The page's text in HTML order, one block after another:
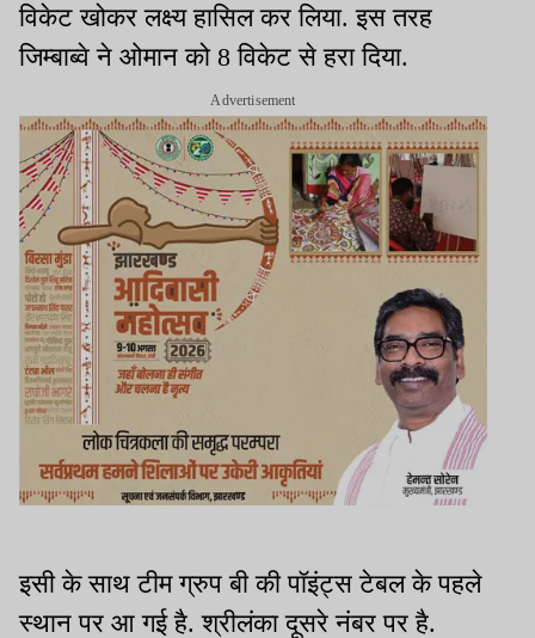
विकेट खोकर लक्ष्य हासिल कर लिया. इस तरह
जिम्बाब्वे ने ओमान को 8 विकेट से हरा दिया.
Advertisement
इसी के साथ टीम ग्रुप बी की पॉइंट्स टेबल के पहले
स्थान पर आ गई है. श्रीलंका दूसरे नंबर पर है.